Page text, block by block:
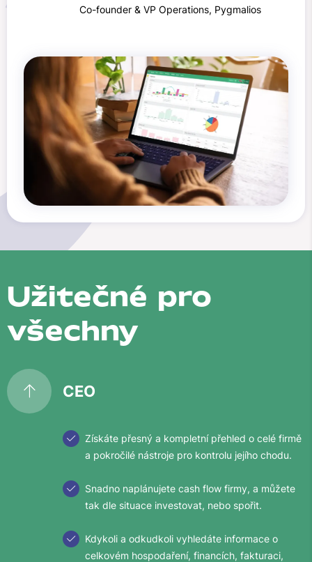
Co-founder & VP Operations, Pygmalios
Užitečné pro
všechny
CEO
Získáte přesný a kompletní přehled o celé firmě
a pokročilé nástroje pro kontrolu jejího chodu.
Snadno naplánujete cash flow firmy, a můžete
tak dle situace investovat, nebo spořit.
Kdykoli a odkudkoli vyhledáte informace o
celkovém hospodaření, financích, fakturaci,